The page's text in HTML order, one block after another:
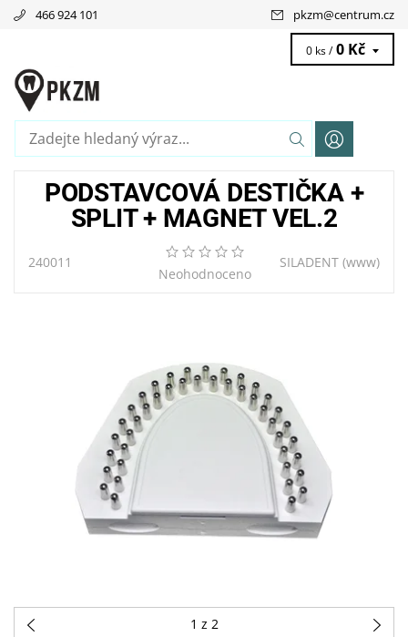
466 924 101 pkzm@centrum.cz
0 ks / 0 Kč
PODSTAVCOVÁ DESTIČKA +
SPLIT + MAGNET VEL.2
240011
Neohodnoceno
SILADENT (www)
1 z 2